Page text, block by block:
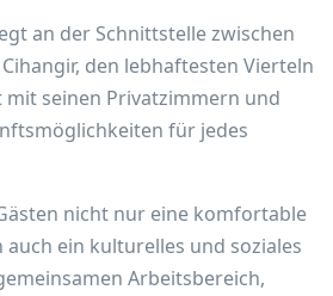
an der Schnittstelle zwischen
den lebhaftesten Vierteln
seinen Privatzimmern und
für jedes
nicht nur eine komfortable
ein kulturelles und soziales
Arbeitsbereich,